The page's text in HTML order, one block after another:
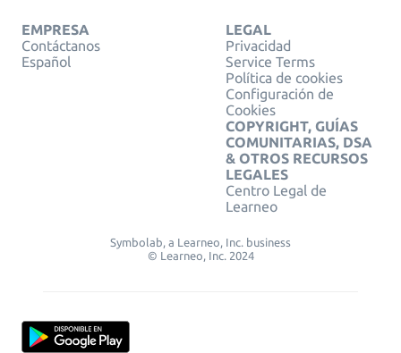
EMPRESA
Contáctanos
Español
LEGAL
Privacidad
Service Terms
Política de cookies
Configuración de
Cookies
COPYRIGHT, GUÍAS
COMUNITARIAS, DSA
& OTROS RECURSOS
LEGALES
Centro Legal de
Learneo
Symbolab, a Learneo, Inc. business
© Learneo, Inc. 2024